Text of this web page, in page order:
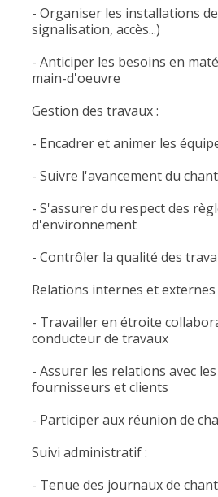
- Organiser les installations
signalisation, accès...)
- Anticiper les besoins en
main-d'oeuvre
Gestion des travaux :
- Encadrer et animer les
- Suivre l'avancement du
- S'assurer du respect des
d'environnement
- Contrôler la qualité des
Relations internes et externes
- Travailler en étroite
conducteur de travaux
- Assurer les relations avec
fournisseurs et clients
- Participer aux réunion de
Suivi administratif :
- Tenue des journaux de